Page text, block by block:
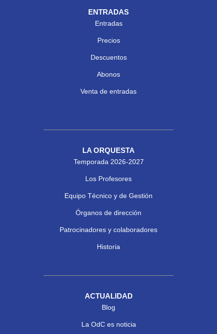
ENTRADAS
Entradas
Precios
Descuentos
Abonos
Venta de entradas
LA ORQUESTA
Temporada 2026-2027
Los Profesores
Equipo Técnico y de Gestión
Órganos de dirección
Patrocinadores y colaboradores
Historia
ACTUALIDAD
Blog
La OdC es noticia